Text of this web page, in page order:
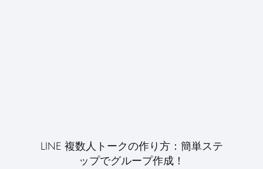
LINE 複数人トークの作り方：簡単ステ
ップでグループ作成！